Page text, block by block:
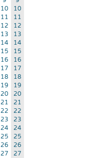
10
10
11
11
12
12
13
13
14
14
15
15
16
16
17
17
18
18
19
19
20
20
21
21
22
22
23
23
24
24
25
25
26
26
27
27